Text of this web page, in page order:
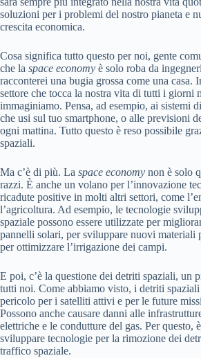
soluzioni per i problemi del nostro pianeta e
crescita economica.
Cosa significa tutto questo per noi, gente
che la space economy è solo roba da
racconterei una bugia grossa come una casa.
settore che tocca la nostra vita di tutti i giorni
immaginiamo. Pensa, ad esempio, ai sistemi
che usi sul tuo smartphone, o alle previsioni
ogni mattina. Tutto questo è reso possibile
spaziali.
Ma c’è di più. La space economy non è solo
razzi. È anche un volano per l’innovazione
ricadute positive in molti altri settori, come
l’agricoltura. Ad esempio, le tecnologie
spaziale possono essere utilizzate per
pannelli solari, per sviluppare nuovi materiali
per ottimizzare l’irrigazione dei campi.
E poi, c’è la questione dei detriti spaziali, un
tutti noi. Come abbiamo visto, i detriti spaziali
pericolo per i satelliti attivi e per le future
Possono anche causare danni alle
elettriche e le condutture del gas. Per questo,
sviluppare tecnologie per la rimozione dei
traffico spaziale.